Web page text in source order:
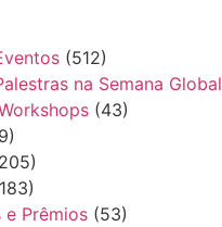
(512)
na Semana Global
(43)
Prêmios (53)